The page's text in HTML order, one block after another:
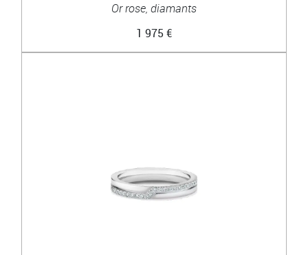
Or rose, diamants
1 975 €